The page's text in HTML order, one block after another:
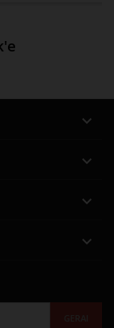



